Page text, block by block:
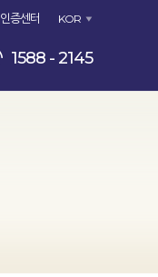
인증센터 KOR
1588 - 2145